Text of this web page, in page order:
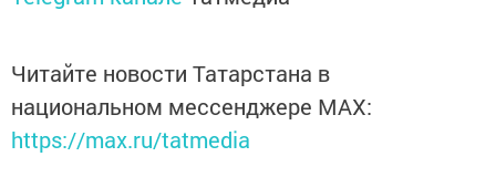
Читайте новости Татарстана в
национальном мессенджере MАХ:
https://max.ru/tatmedia